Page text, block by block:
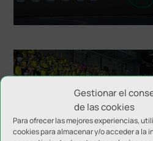
Gestionar el
de las cookies
Para ofrecer las mejores experiencias,
cookies para almacenar y/o acceder a la